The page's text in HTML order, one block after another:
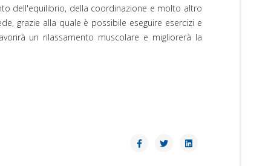
dell'equilibrio, della coordinazione e molto altro
grazie alla quale è possibile eseguire esercizi e
un rilassamento muscolare e migliorerà la